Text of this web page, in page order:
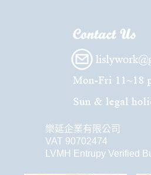
樂延企業有限公司
VAT 90702474
LVMH Entrupy Verified